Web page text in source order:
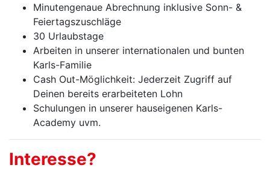
Minutengenaue Abrechnung inklusive Sonn- &
Feiertagszuschläge
30 Urlaubstage
Arbeiten in unserer internationalen und bunten
Karls-Familie
Cash Out-Möglichkeit: Jederzeit Zugriff auf
Deinen bereits erarbeiteten Lohn
Schulungen in unserer hauseigenen Karls-
Academy uvm.
Interesse?